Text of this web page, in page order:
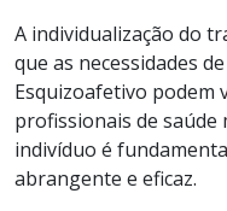
A individualização do
que as necessidades
Esquizoafetivo podem
profissionais de
indivíduo é
abrangente e eficaz.